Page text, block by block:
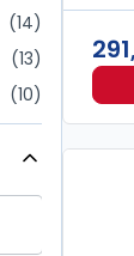
14
13
10
8
4
3